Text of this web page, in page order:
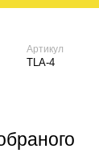
Артикул
TLA-4